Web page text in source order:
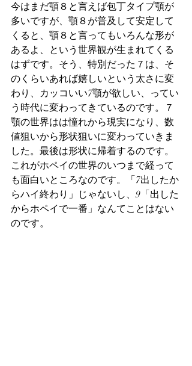
今はまだ顎８と言えば包丁タイプ顎が
多いですが、顎８が普及して安定して
くると、顎８と言ってもいろんな形が
あるよ、という世界観が生まれてくる
はずです。そう、特別だった７は、そ
のくらいあれば嬉しいという太さに変
わり、カッコいい7顎が欲しい、ってい
う時代に変わってきているのです。７
顎の世界はは憧れから現実になり、数
値狙いから形状狙いに変わっていきま
した。最後は形状に帰着するのです。
これがホペイの世界のいつまで経って
も面白いところなのです。「7出したか
らハイ終わり」じゃないし、9「出した
からホペイで一番」なんてことはない
のです。